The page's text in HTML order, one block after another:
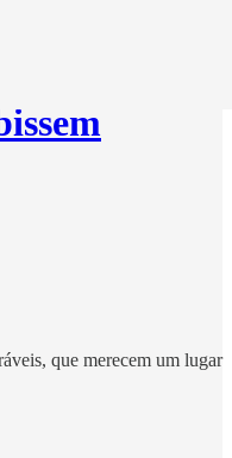
que merecem um lugar